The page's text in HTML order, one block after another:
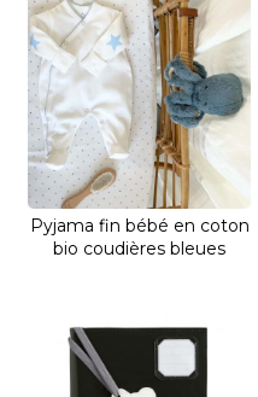
Pyjama fin bébé en coton
bio coudières bleues